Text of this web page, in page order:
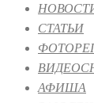
СТАТЬИ
АФИША